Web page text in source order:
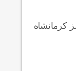
کرمانشاه